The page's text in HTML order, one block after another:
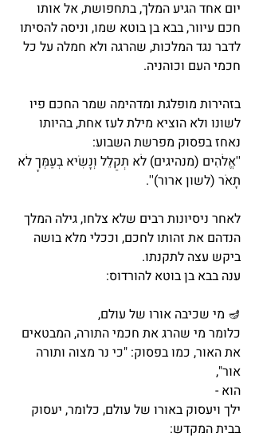
יום אחד הגיע המלך, בתחפושת, אל אותו
חכם עיוור, בבא בן בוטא שמו, וניסה להסיתו
לדבר נגד המלכות, שהרגה ולא חמלה על כל
חכמי העם וכוהניה.
בזהירות מופלגת ומדהימה שמר החכם פיו
לשונו ולא הוציא מילת לעז אחת, בהיותו
נאחז בפסוק מפרשת השבוע:
''אֱלֹהִים (מנהיגים) לֹא תְקַלֵּל וְנָשִׂיא בְעַמְּךָ לֹא
תָאֹר (לשון ארוּר)''.
לאחר ניסיונות רבים שלא צלחו, גילה המלך
הנדהם את זהותו לחכם, וככלי מלא בושה
ביקש עצה לתקנתו.
ענה בבא בן בוטא להורדוס:
🪔 מי שכיבה אורו של עולם,
כלומר מי שהרג את חכמי התורה, המבטאים
את האור, כמו בפסוק: "כי נר מצוה ותורה
אור",
הוא -
ילך ויעסוק באורו של עולם, כלומר, יעסוק
בבית המקדש: